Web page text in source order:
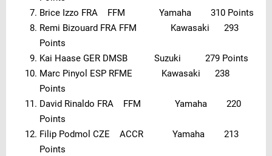
Brice Izzo FRA FFM Yamaha 310 Points
Remi Bizouard FRA FFM Kawasaki 293
Points
Kai Haase GER DMSB Suzuki 279 Points
Marc Pinyol ESP RFME Kawasaki 238
Points
David Rinaldo FRA FFM Yamaha 220
Points
Filip Podmol CZE ACCR Yamaha 213
Points